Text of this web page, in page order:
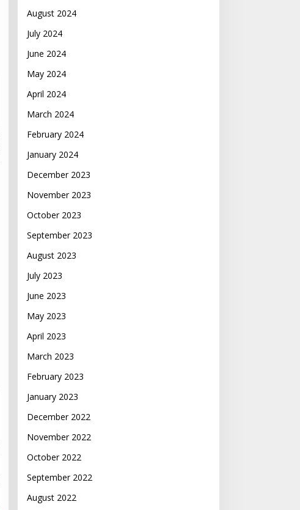
August 2024
July 2024
June 2024
May 2024
April 2024
March 2024
February 2024
January 2024
December 2023
November 2023
October 2023
September 2023
August 2023
July 2023
June 2023
May 2023
April 2023
March 2023
February 2023
January 2023
December 2022
November 2022
October 2022
September 2022
August 2022